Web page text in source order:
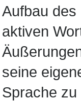
Aufbau
aktiven
seine
Sprache